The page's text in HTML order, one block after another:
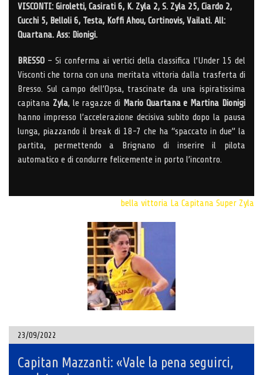
VISCONTI: Giroletti, Casirati 6, K. Zyla 2, S. Zyla 25, Ciardo 2,
Cucchi 5, Belloli 6, Testa, Koffi Ahou, Cortinovis, Vailati. All:
Quartana. Ass: Dionigi.
BRESSO – Si conferma ai vertici della classifica l’Under 15 del
Visconti che torna con una meritata vittoria dalla trasferta di
Bresso. Sul campo dell’Opsa, trascinate da una ispiratissima
capitana Zyla, le ragazze di Mario Quartana e Martina Dionigi
hanno impresso l’accelerazione decisiva subito dopo la pausa
lunga, piazzando il break di 18-7 che ha “spaccato in due” la
partita, permettendo a Brignano di inserire il pilota
automatico e di condurre felicemente in porto l’incontro.
bella vittoria La Capitana Super Zyla
23/09/2022
Capitan Mazzanti: «Vale la pena seguirci,